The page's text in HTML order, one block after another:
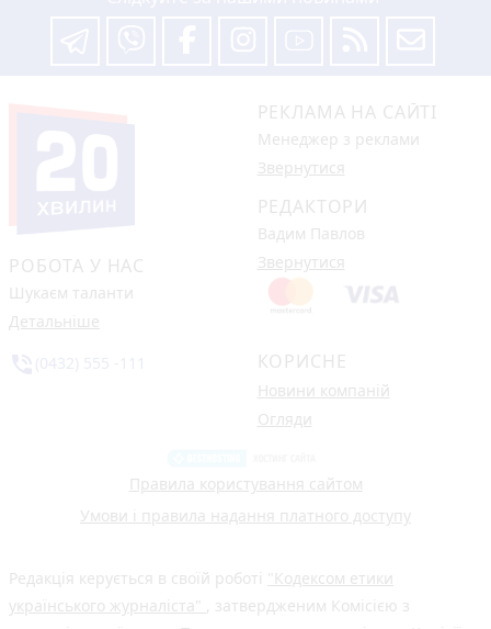
РОБОТА У НАС
Шукаєм таланти
Детальніше
РЕКЛАМА НА САЙТІ
Менеджер з реклами
Звернутися
РЕДАКТОРИ
Вадим Павлов
Звернутися
КОРИСНЕ
Новини компаній
Огляди
Правила користування сайтом
Умови і правила надання платного доступу
Редакція керується в своїй роботі "Кодексом етики
українського журналіста" , затвердженим Комісією з